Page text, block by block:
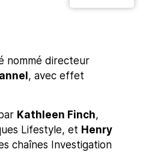
nommé directeur
, avec effet
Kathleen Finch,
Lifestyle, et Henry
chaînes Investigation